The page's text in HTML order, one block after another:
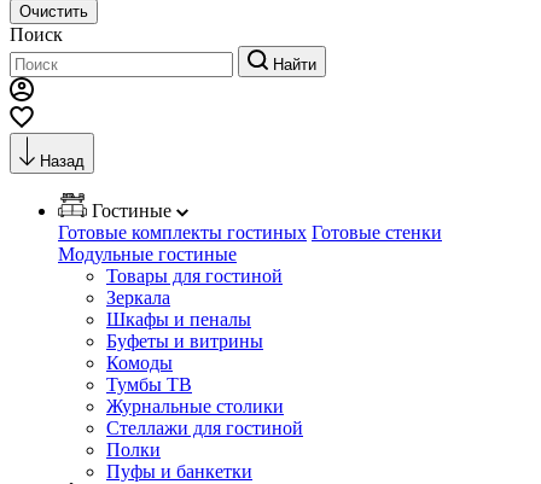
Очистить
Поиск
Найти
Назад
Гостиные
Готовые комплекты гостиных Готовые стенки
Модульные гостиные
Товары для гостиной
Зеркала
Шкафы и пеналы
Буфеты и витрины
Комоды
Тумбы ТВ
Журнальные столики
Стеллажи для гостиной
Полки
Пуфы и банкетки